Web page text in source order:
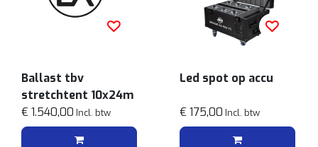
Ballast tbv
stretchtent 10x24m
€ 1.540,00 Incl. btw
Led spot op accu
€ 175,00 Incl. btw